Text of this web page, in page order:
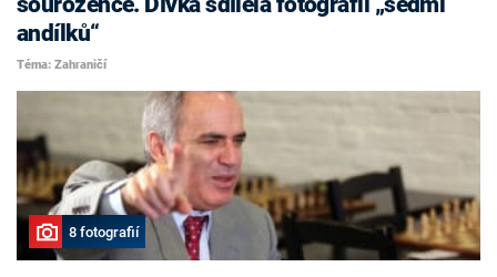
andílků“
Téma: Zahraničí
8 fotografií